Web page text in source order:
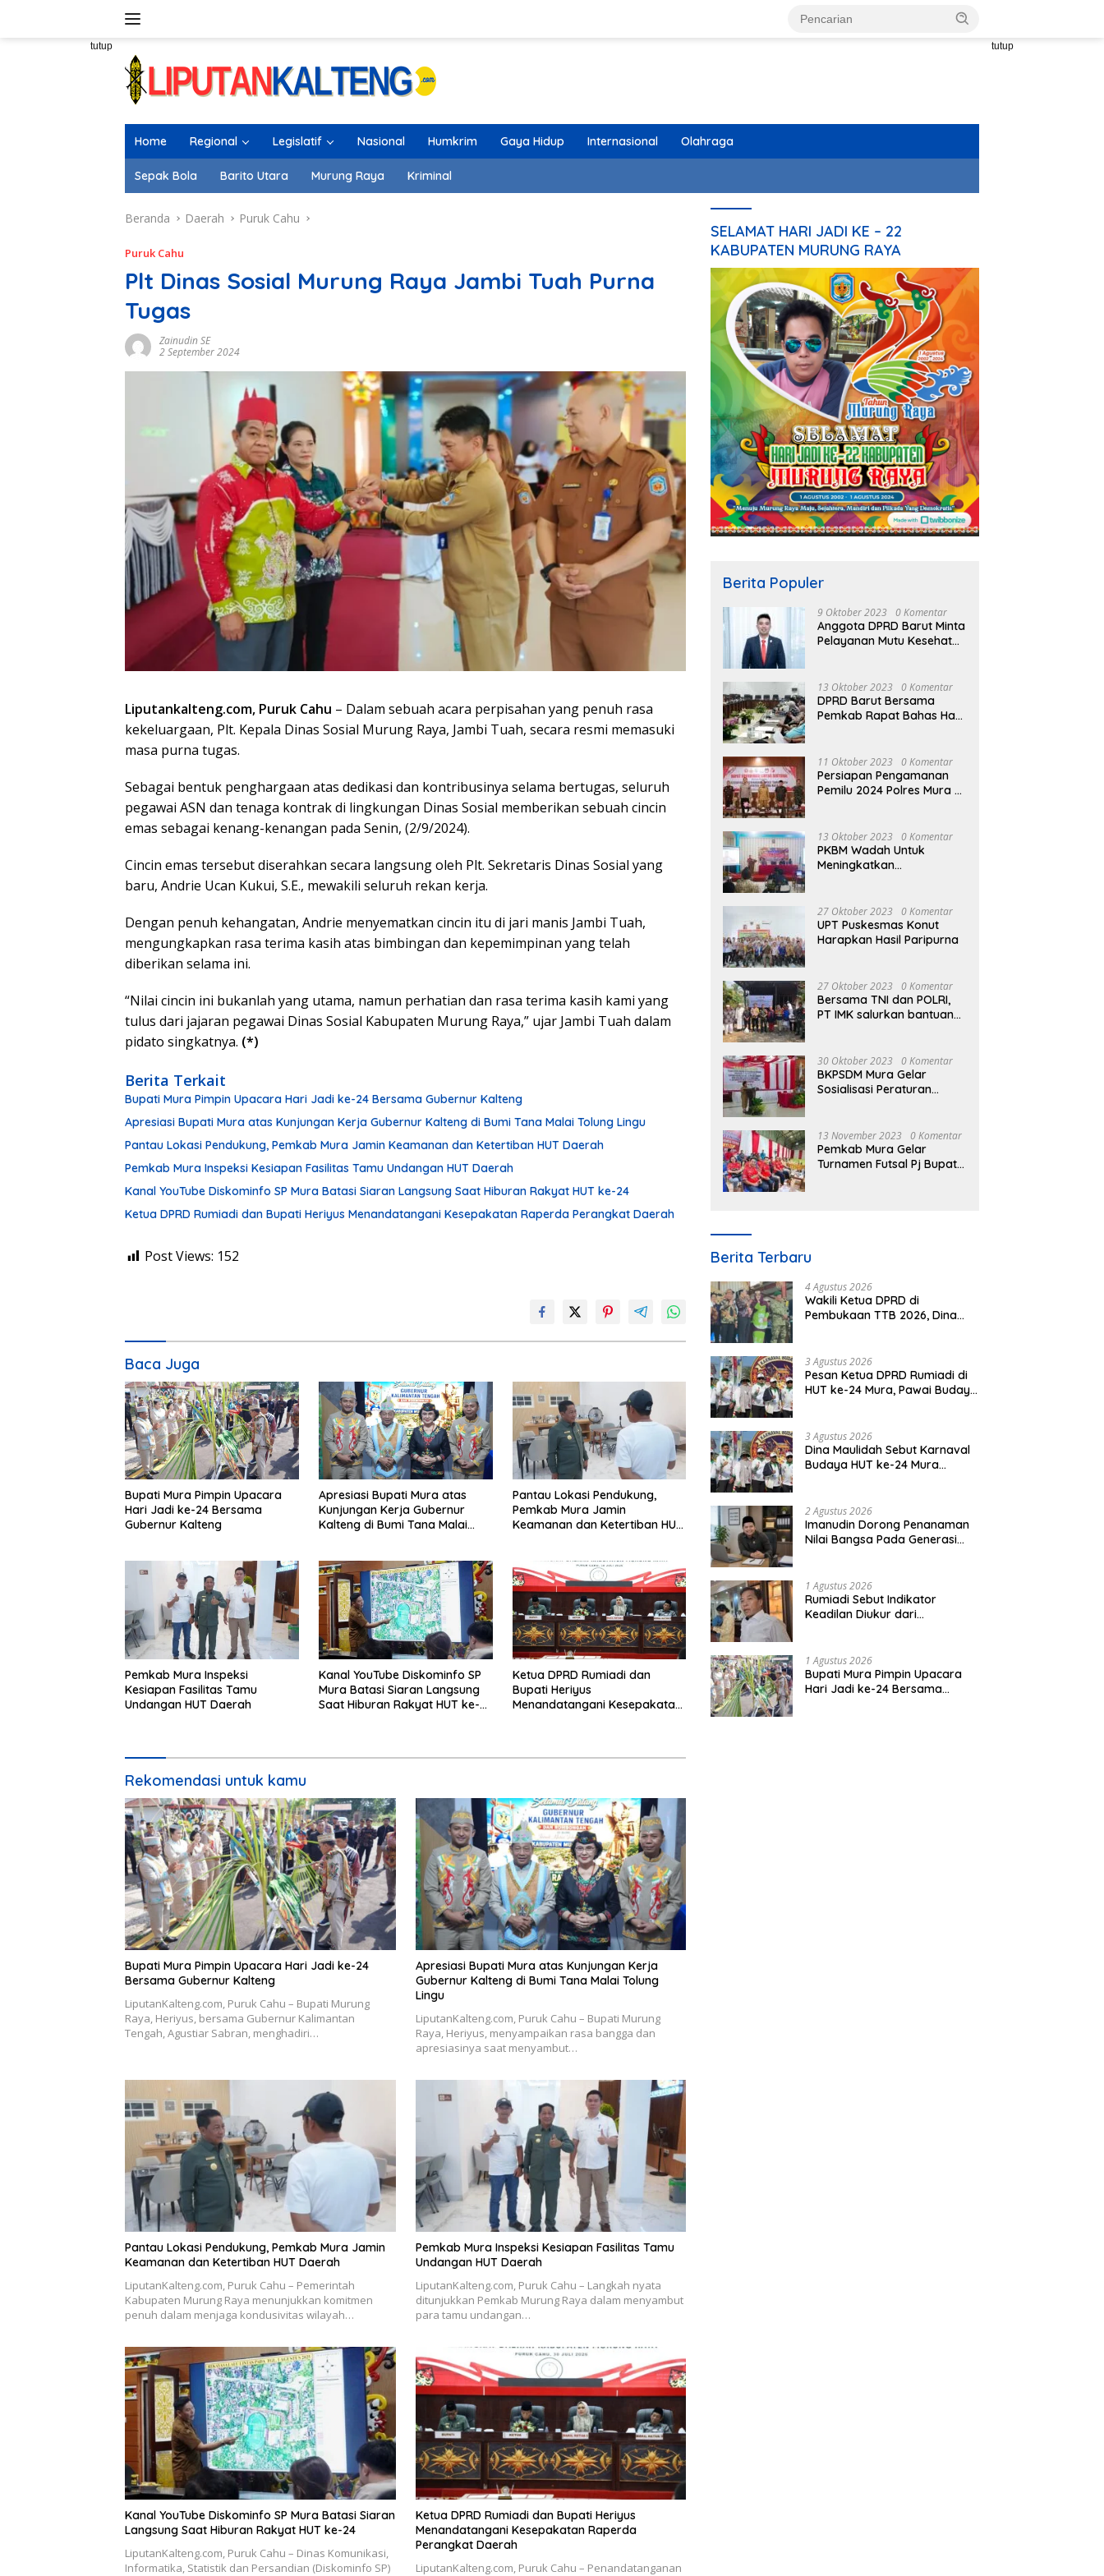
tutup tutup
Home Regional Legislatif Nasional Humkrim Gaya Hidup Internasional Olahraga
Sepak Bola Barito Utara Murung Raya Kriminal
Beranda Daerah Puruk Cahu
Puruk Cahu
Plt Dinas Sosial Murung Raya Jambi Tuah Purna
Tugas
Zainudin SE
2 September 2024
Liputankalteng.com, Puruk Cahu – Dalam sebuah acara perpisahan yang penuh rasa
kekeluargaan, Plt. Kepala Dinas Sosial Murung Raya, Jambi Tuah, secara resmi memasuki
masa purna tugas.
Sebagai bentuk penghargaan atas dedikasi dan kontribusinya selama bertugas, seluruh
pegawai ASN dan tenaga kontrak di lingkungan Dinas Sosial memberikan sebuah cincin
emas sebagai kenang-kenangan pada Senin, (2/9/2024).
Cincin emas tersebut diserahkan secara langsung oleh Plt. Sekretaris Dinas Sosial yang
baru, Andrie Ucan Kukui, S.E., mewakili seluruh rekan kerja.
Dengan penuh kehangatan, Andrie menyematkan cincin itu di jari manis Jambi Tuah,
mengungkapkan rasa terima kasih atas bimbingan dan kepemimpinan yang telah
diberikan selama ini.
“Nilai cincin ini bukanlah yang utama, namun perhatian dan rasa terima kasih kami yang
tulus dari jajaran pegawai Dinas Sosial Kabupaten Murung Raya,” ujar Jambi Tuah dalam
pidato singkatnya. (*)
Berita Terkait
Bupati Mura Pimpin Upacara Hari Jadi ke-24 Bersama Gubernur Kalteng
Apresiasi Bupati Mura atas Kunjungan Kerja Gubernur Kalteng di Bumi Tana Malai Tolung Lingu
Pantau Lokasi Pendukung, Pemkab Mura Jamin Keamanan dan Ketertiban HUT Daerah
Pemkab Mura Inspeksi Kesiapan Fasilitas Tamu Undangan HUT Daerah
Kanal YouTube Diskominfo SP Mura Batasi Siaran Langsung Saat Hiburan Rakyat HUT ke-24
Ketua DPRD Rumiadi dan Bupati Heriyus Menandatangani Kesepakatan Raperda Perangkat Daerah
Post Views: 152
Baca Juga
Bupati Mura Pimpin Upacara
Hari Jadi ke-24 Bersama
Gubernur Kalteng
Apresiasi Bupati Mura atas
Kunjungan Kerja Gubernur
Kalteng di Bumi Tana Malai
Pantau Lokasi Pendukung,
Pemkab Mura Jamin
Keamanan dan Ketertiban HUT
Pemkab Mura Inspeksi
Kesiapan Fasilitas Tamu
Undangan HUT Daerah
Kanal YouTube Diskominfo SP
Mura Batasi Siaran Langsung
Saat Hiburan Rakyat HUT ke-
Ketua DPRD Rumiadi dan
Bupati Heriyus
Menandatangani Kesepakatan
Rekomendasi untuk kamu
Bupati Mura Pimpin Upacara Hari Jadi ke-24
Bersama Gubernur Kalteng
LiputanKalteng.com, Puruk Cahu – Bupati Murung
Raya, Heriyus, bersama Gubernur Kalimantan
Tengah, Agustiar Sabran, menghadiri…
Apresiasi Bupati Mura atas Kunjungan Kerja
Gubernur Kalteng di Bumi Tana Malai Tolung
Lingu
LiputanKalteng.com, Puruk Cahu – Bupati Murung
Raya, Heriyus, menyampaikan rasa bangga dan
apresiasinya saat menyambut…
Pantau Lokasi Pendukung, Pemkab Mura Jamin
Keamanan dan Ketertiban HUT Daerah
LiputanKalteng.com, Puruk Cahu – Pemerintah
Kabupaten Murung Raya menunjukkan komitmen
penuh dalam menjaga kondusivitas wilayah…
Pemkab Mura Inspeksi Kesiapan Fasilitas Tamu
Undangan HUT Daerah
LiputanKalteng.com, Puruk Cahu – Langkah nyata
ditunjukkan Pemkab Murung Raya dalam menyambut
para tamu undangan…
Kanal YouTube Diskominfo SP Mura Batasi Siaran
Langsung Saat Hiburan Rakyat HUT ke-24
LiputanKalteng.com, Puruk Cahu – Dinas Komunikasi,
Informatika, Statistik dan Persandian (Diskominfo SP)
Ketua DPRD Rumiadi dan Bupati Heriyus
Menandatangani Kesepakatan Raperda
Perangkat Daerah
LiputanKalteng.com, Puruk Cahu – Penandatanganan
SELAMAT HARI JADI KE – 22
KABUPATEN MURUNG RAYA
Berita Populer
9 Oktober 2023 0 Komentar
Anggota DPRD Barut Minta
Pelayanan Mutu Kesehatan
13 Oktober 2023 0 Komentar
DPRD Barut Bersama
Pemkab Rapat Bahas Hasil
Perubahan 2023
11 Oktober 2023 0 Komentar
Persiapan Pengamanan
Pemilu 2024 Polres Mura
13 Oktober 2023 0 Komentar
PKBM Wadah Untuk
Meningkatkan
Dalam Bidang Ekonomi
27 Oktober 2023 0 Komentar
UPT Puskesmas Konut
Harapkan Hasil Paripurna
27 Oktober 2023 0 Komentar
Bersama TNI dan POLRI,
PT IMK salurkan bantuan
30 Oktober 2023 0 Komentar
BKPSDM Mura Gelar
Sosialisasi Peraturan
13 November 2023 0 Komentar
Pemkab Mura Gelar
Turnamen Futsal Pj Bupati
Berita Terbaru
4 Agustus 2026
Wakili Ketua DPRD di
Pembukaan TTB 2026, Dina
3 Agustus 2026
Pesan Ketua DPRD Rumiadi di
HUT ke-24 Mura, Pawai Budaya
3 Agustus 2026
Dina Maulidah Sebut Karnaval
Budaya HUT ke-24 Mura
2 Agustus 2026
Imanudin Dorong Penanaman
Nilai Bangsa Pada Generasi
1 Agustus 2026
Rumiadi Sebut Indikator
Keadilan Diukur dari
1 Agustus 2026
Bupati Mura Pimpin Upacara
Hari Jadi ke-24 Bersama